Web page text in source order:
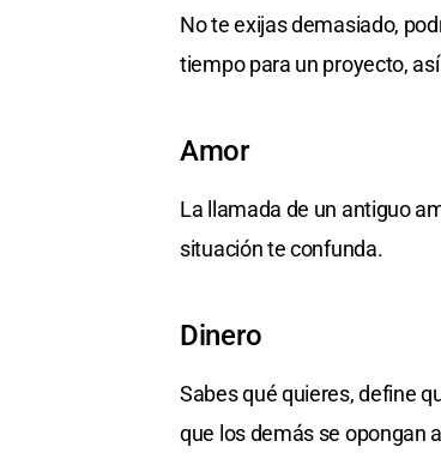
No te exijas demasiado,
tiempo para un proyecto,
Amor
La llamada de un antiguo
situación te confunda.
Dinero
Sabes qué quieres, define
que los demás se opongan